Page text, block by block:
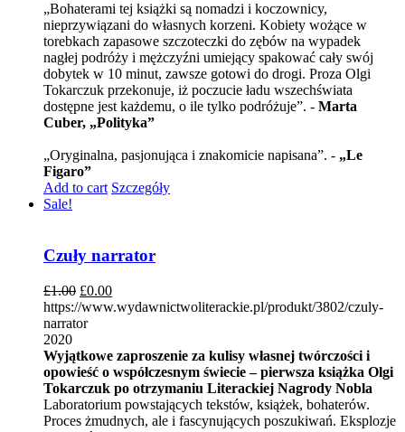
„Bohaterami tej książki są nomadzi i koczownicy,
nieprzywiązani do własnych korzeni. Kobiety wożące w
torebkach zapasowe szczoteczki do zębów na wypadek
nagłej podróży i mężczyźni umiejący spakować cały swój
dobytek w 10 minut, zawsze gotowi do drogi. Proza Olgi
Tokarczuk przekonuje, iż poczucie ładu wszechświata
dostępne jest każdemu, o ile tylko podróżuje”. - Marta
Cuber, „Polityka”
„Oryginalna, pasjonująca i znakomicie napisana”. - „Le
Figaro”
Add to cart Szczegóły
Sale!
Czuły narrator
£1.00 £0.00
https://www.wydawnictwoliterackie.pl/produkt/3802/czuly-
narrator
2020
Wyjątkowe zaproszenie za kulisy własnej twórczości i
opowieść o współczesnym świecie – pierwsza książka Olgi
Tokarczuk po otrzymaniu Literackiej Nagrody Nobla
Laboratorium powstających tekstów, książek, bohaterów.
Proces żmudnych, ale i fascynujących poszukiwań. Eksplozje